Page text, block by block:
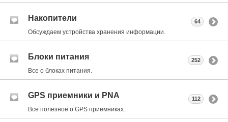
Накопители
Обсуждаем устройства хранения информации.
64
Блоки питания
Все о блоках питания.
252
GPS приемники и PNA
Все полезное о GPS приемниках.
112